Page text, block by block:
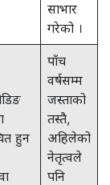
साभार
गरेको ।
हुन
पाँच
वर्षसम्म
जस्ताको
तस्तै,
अहिलेको
नेतृत्वले
पनि